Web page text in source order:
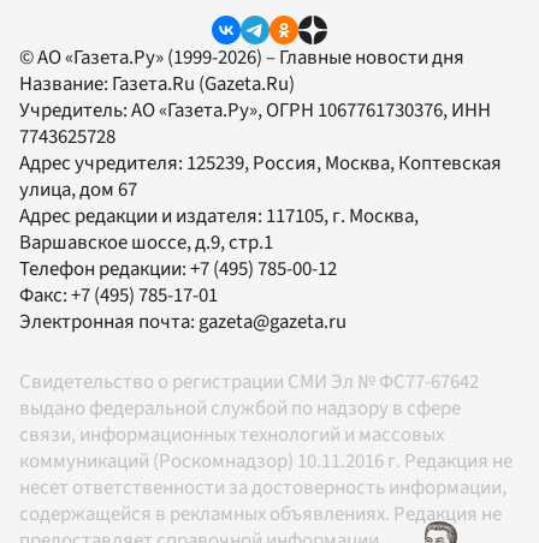
© АО «Газета.Ру» (1999-2026) – Главные новости дня
Название: Газета.Ru (Gazeta.Ru)
Учредитель:АО «Газета.Ру», ОГРН 1067761730376, ИНН
7743625728
Адрес учредителя: 125239, Россия, Москва, Коптевская
улица, дом 67
Адрес редакции и издателя: 117105, г. Москва,
Варшавское шоссе, д.9, стр.1
Телефон редакции:+7 (495) 785-00-12
Факс:+7 (495) 785-17-01
Электронная почта: gazeta@gazeta.ru
Свидетельство о регистрации СМИ Эл № ФС77-67642
выдано федеральной службой по надзору в сфере
связи, информационных технологий и массовых
коммуникаций (Роскомнадзор) 10.11.2016 г. Редакция не
несет ответственности за достоверность информации,
содержащейся в рекламных объявлениях. Редакция не